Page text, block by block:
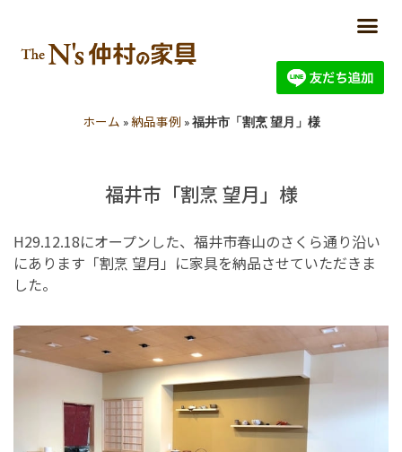
ホーム »納品事例 »福井市「割烹 望月」様
福井市「割烹 望月」様
H29.12.18にオープンした、福井市春山のさくら通り沿い
にあります「割烹 望月」に家具を納品させていただきま
した。